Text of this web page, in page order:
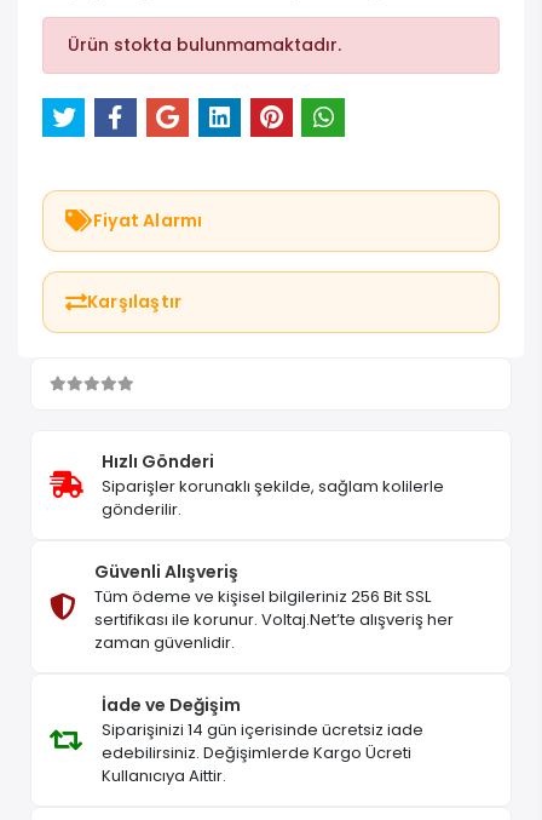
Ürün stokta bulunmamaktadır.
Fiyat Alarmı
Karşılaştır
Hızlı Gönderi
Siparişler korunaklı şekilde, sağlam kolilerle
gönderilir.
Güvenli Alışveriş
Tüm ödeme ve kişisel bilgileriniz 256 Bit SSL
sertifikası ile korunur. Voltaj.Net’te alışveriş her
zaman güvenlidir.
İade ve Değişim
Siparişinizi 14 gün içerisinde ücretsiz iade
edebilirsiniz. Değişimlerde Kargo Ücreti
Kullanıcıya Aittir.